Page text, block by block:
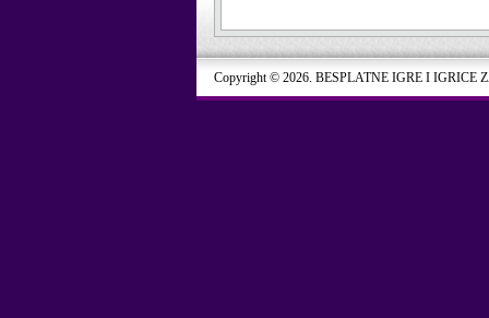
Copyright © 2026. BESPLATNE IGRE I IGRICE